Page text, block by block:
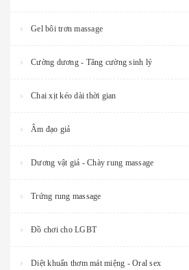
Gel bôi trơn massage
Cường dương - Tăng cường sinh lý
Chai xịt kéo dài thời gian
Âm đạo giả
Dương vật giả - Chày rung massage
Trứng rung massage
Đồ chơi cho LGBT
Diệt khuẩn thơm mát miệng - Oral sex